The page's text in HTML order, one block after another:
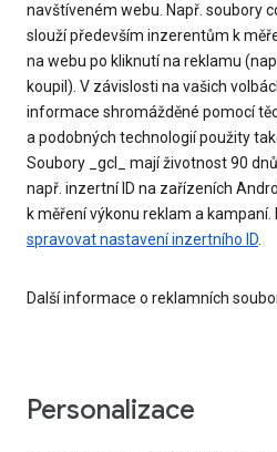
navštíveném webu. Např. soubory
slouží především inzerentům k
na webu po kliknutí na reklamu
koupil). V závislosti na vašich
informace shromážděné pomocí
a podobných technologií použity
Soubory _gcl_ mají životnost 90
např. inzertní ID na zařízeních
k měření výkonu reklam a
spravovat nastavení inzertního ID.
Další informace o reklamních
Personalizace